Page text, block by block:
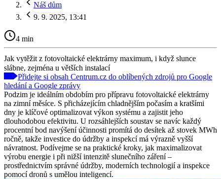
Náš dům
9. 9. 2025, 13:41
4 min
Jak vytěžit z fotovoltaické elektrárny maximum, i když slunce
slábne, zejména u větších instalací
Přidejte si obsah Centrum.cz do oblíbených zdrojů pro Google
hledání a Google zprávy
Podzim je ideálním obdobím pro přípravu fotovoltaické elektrárny
na zimní měsíce. S přicházejícím chladnějším počasím a kratšími
dny je klíčové optimalizovat výkon systému a zajistit jeho
dlouhodobou efektivitu. U rozsáhlejších soustav se navíc každý
procentní bod navýšení účinnosti promítá do desítek až stovek MWh
ročně, takže investice do údržby a inspekcí má výrazně vyšší
návratnost. Podívejme se na praktické kroky, jak maximalizovat
výrobu energie i při nižší intenzitě slunečního záření –
prostřednictvím správné údržby, moderních technologií a inspekce
pomocí dronů s umělou inteligencí.